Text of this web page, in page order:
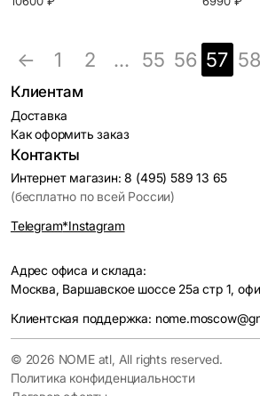
← 1 2 ... 55 56 57 58
Клиентам
Доставка
Как оформить заказ
Контакты
Интернет магазин: 8 (495) 589 13 65
(бесплатно по всей России)
Telegram*Instagram
Адрес офиса и склада:
Москва, Варшавское шоссе 25а стр 1,
Клиентская поддержка:
© 2026 NOME atl, All rights reserved.
Политика конфиденциальности